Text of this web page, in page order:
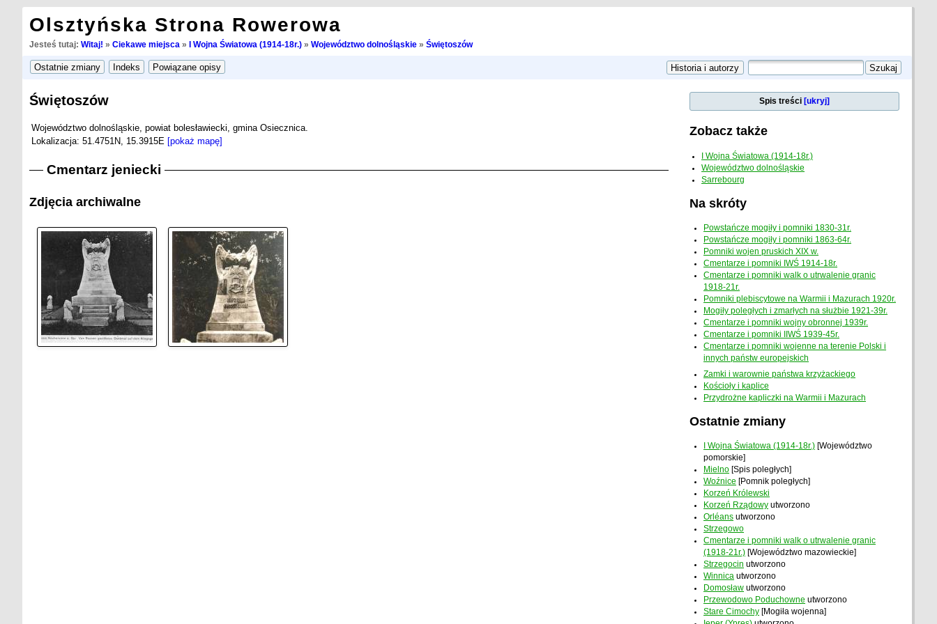
Olsztyńska Strona Rowerowa
Jesteś tutaj: Witaj! » Ciekawe miejsca » I Wojna Światowa (1914-18r.)» Województwo dolnośląskie» Świętoszów
Świętoszów
Województwo dolnośląskie, powiat bolesławiecki, gmina Osiecznica.
Lokalizacja: 51.4751N, 15.3915E [pokaż mapę]
Cmentarz jeniecki
Zdjęcia archiwalne
Spis treści [ukryj]
Zobacz także
I Wojna Światowa (1914-18r.)
Województwo dolnośląskie
Sarrebourg
Na skróty
Powstańcze mogiły i pomniki 1830-31r.
Powstańcze mogiły i pomniki 1863-64r.
Pomniki wojen pruskich XIX w.
Cmentarze i pomniki IWŚ 1914-18r.
Cmentarze i pomniki walk o utrwalenie granic
1918-21r.
Pomniki plebiscytowe na Warmii i Mazurach 1920r.
Mogiły poległych i zmarłych na służbie 1921-39r.
Cmentarze i pomniki wojny obronnej 1939r.
Cmentarze i pomniki IIWŚ 1939-45r.
Cmentarze i pomniki wojenne na terenie Polski i
innych państw europejskich
Zamki i warownie państwa krzyżackiego
Kościoły i kaplice
Przydrożne kapliczki na Warmii i Mazurach
Ostatnie zmiany
I Wojna Światowa (1914-18r.) [Województwo
pomorskie]
Mielno [Spis poległych]
Woźnice [Pomnik poległych]
Korzeń Królewski
Korzeń Rządowy utworzono
Orléans utworzono
Strzegowo
Cmentarze i pomniki walk o utrwalenie granic
(1918-21r.) [Województwo mazowieckie]
Strzegocin utworzono
Winnica utworzono
Domosław utworzono
Przewodowo Poduchowne utworzono
Stare Cimochy [Mogiła wojenna]